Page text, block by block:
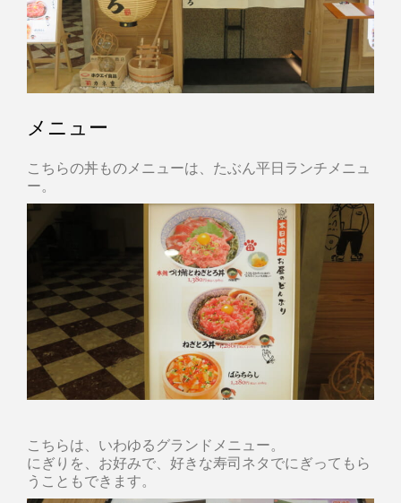
メニュー
こちらの丼ものメニューは、たぶん平日ランチメニュ
ー。
こちらは、いわゆるグランドメニュー。
にぎりを、お好みで、好きな寿司ネタでにぎってもら
うこともできます。